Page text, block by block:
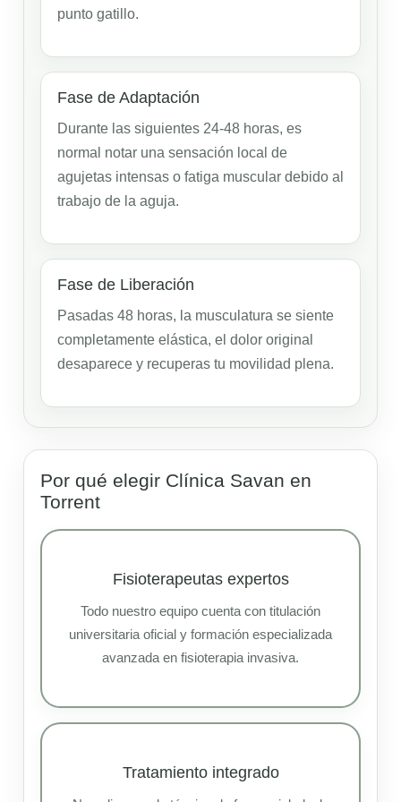
punto gatillo.
Fase de Adaptación
Durante las siguientes 24-48 horas, es
normal notar una sensación local de
agujetas intensas o fatiga muscular debido al
trabajo de la aguja.
Fase de Liberación
Pasadas 48 horas, la musculatura se siente
completamente elástica, el dolor original
desaparece y recuperas tu movilidad plena.
Por qué elegir Clínica Savan en
Torrent
Fisioterapeutas expertos
Todo nuestro equipo cuenta con titulación
universitaria oficial y formación especializada
avanzada en fisioterapia invasiva.
Tratamiento integrado